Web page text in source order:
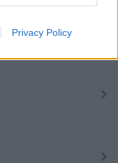
Privacy Policy